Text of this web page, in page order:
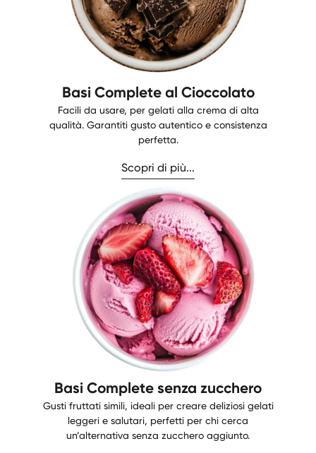
Basi Complete al Cioccolato
Facili da usare, per gelati alla crema di alta
qualità. Garantiti gusto autentico e consistenza
perfetta.
Scopri di più...
Basi Complete senza zucchero
Gusti fruttati simili, ideali per creare deliziosi gelati
leggeri e salutari, perfetti per chi cerca
un’alternativa senza zucchero aggiunto.